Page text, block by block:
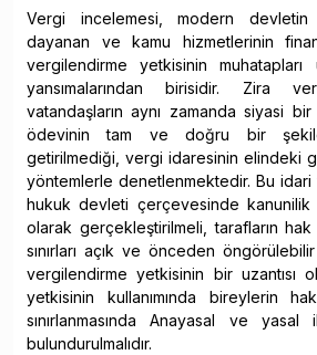
Vergi incelemesi, modern devletin
dayanan ve kamu hizmetlerinin
vergilendirme yetkisinin
yansımalarından birisidir. Zira
vatandaşların aynı zamanda siyasi
ödevinin tam ve doğru bir
getirilmediği, vergi idaresinin elindeki
yöntemlerle denetlenmektedir. Bu idari
hukuk devleti çerçevesinde kanunilik
olarak gerçekleştirilmeli, tarafların
sınırları açık ve önceden
vergilendirme yetkisinin bir uzantısı
yetkisinin kullanımında bireylerin
sınırlanmasında Anayasal ve
bulundurulmalıdır.